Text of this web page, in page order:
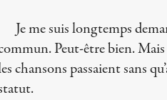
Je me suis longtemps
Peut-être bien.
chansons passaient sans